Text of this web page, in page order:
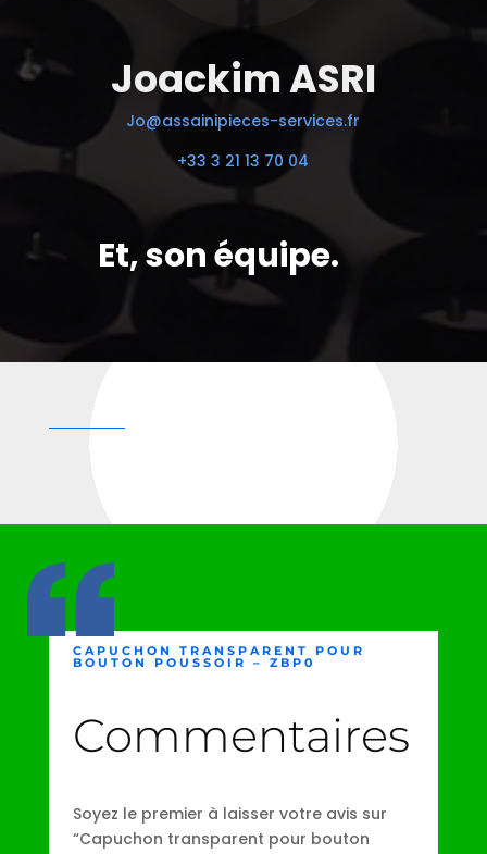
Joackim ASRI
Jo@assainipieces-services.fr
+33 3 21 13 70 04
Et, son équipe.
CAPUCHON TRANSPARENT POUR
BOUTON POUSSOIR – ZBP0
Commentaires
Soyez le premier à laisser votre avis sur
“Capuchon transparent pour bouton